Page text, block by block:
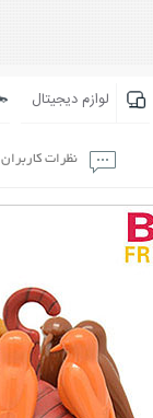
لوازم دیجیتال
نظرات کاربران